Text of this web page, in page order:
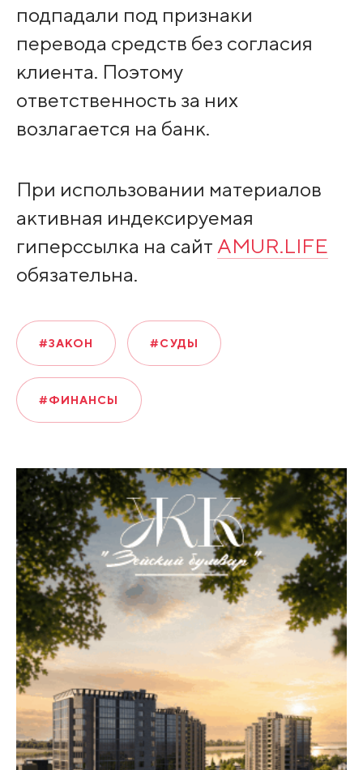
подпадали под признаки
перевода средств без согласия
клиента. Поэтому
ответственность за них
возлагается на банк.
При использовании материалов
активная индексируемая
гиперссылка на сайт AMUR.LIFE
обязательна.
#ЗАКОН #СУДЫ
#ФИНАНСЫ